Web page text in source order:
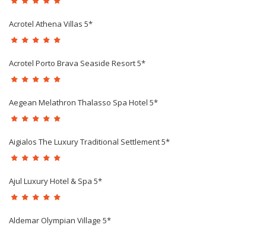
Acrotel Athena Villas 5*
Acrotel Porto Brava Seaside Resort 5*
Aegean Melathron Thalasso Spa Hotel 5*
Aigialos The Luxury Traditional Settlement 5*
Ajul Luxury Hotel & Spa 5*
Aldemar Olympian Village 5*